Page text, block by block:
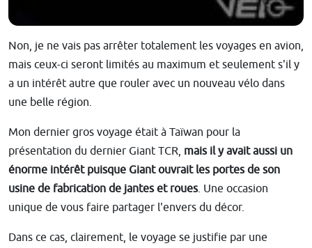
Non, je ne vais pas arrêter totalement les voyages en avion,
mais ceux-ci seront limités au maximum et seulement s'il y
a un intérêt autre que rouler avec un nouveau vélo dans
une belle région.
Mon dernier gros voyage était à Taïwan pour la
présentation du dernier Giant TCR, mais il y avait aussi un
énorme intérêt puisque Giant ouvrait les portes de son
usine de fabrication de jantes et roues. Une occasion
unique de vous faire partager l'envers du décor.
Dans ce cas, clairement, le voyage se justifie par une